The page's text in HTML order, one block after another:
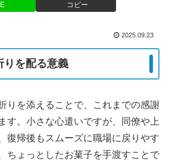
コピー
2025.09.23
りを配る意義
りを添えることで、これまでの感謝
す。小さな心遣いですが、同僚や上
復帰後もスムーズに職場に戻りやす
ちょっとしたお菓子を手渡すことで